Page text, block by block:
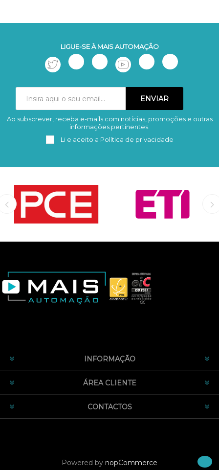
LIGUE-SE À MAIS AUTOMAÇÃO
Subscrever Remover
Ao subscrever, receba e-mails com notícias, promoções e outras
informações pertinentes.
Li e aceito a Política de privacidade
INFORMAÇÃO
ÁREA CLIENTE
CONTACTOS
Powered by nopCommerce